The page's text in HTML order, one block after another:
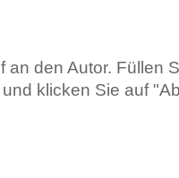
an den Autor. Füllen
klicken Sie auf